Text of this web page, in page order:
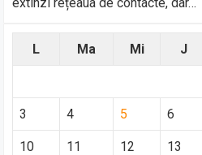
L Ma Mi J
3 4 5 6
10 11 12 13